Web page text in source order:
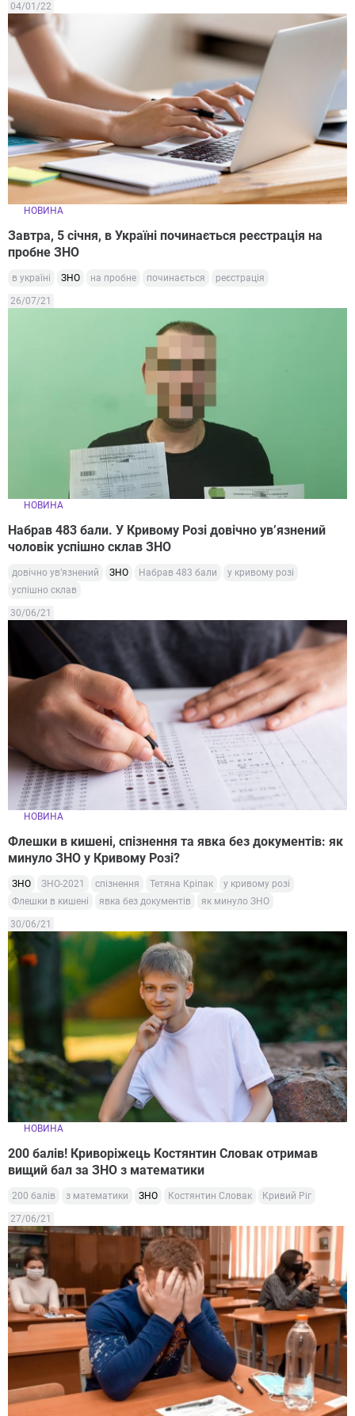
04/01/22
НОВИНА
Завтра, 5 січня, в Україні починається реєстрація на
пробне ЗНО
в україні ЗНО на пробне починається реєстрація
26/07/21
НОВИНА
Набрав 483 бали. У Кривому Розі довічно ув’язнений
чоловік успішно склав ЗНО
довічно ув’язнений ЗНО Набрав 483 бали
у кривому розі
успішно склав
30/06/21
НОВИНА
Флешки в кишені, спізнення та явка без документів: як
минуло ЗНО у Кривому Розі?
ЗНО ЗНО-2021 спізнення Тетяна Кріпак
у кривому розі
Флешки в кишені
явка без документів як минуло ЗНО
30/06/21
НОВИНА
200 балів! Криворіжець Костянтин Словак отримав
вищий бал за ЗНО з математики
200 балів з математики ЗНО Костянтин Словак Кривий Ріг
27/06/21